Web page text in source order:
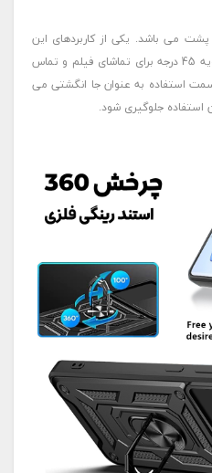
پشت می باشد. یکی از کاربردهای این
استند جهت قرار گرفتن گوشی در زاویه 45 درجه برای تماشای فیلم و تماس
استفاده به عنوان جا انگشتی می
استفاده جلوگیری شود.